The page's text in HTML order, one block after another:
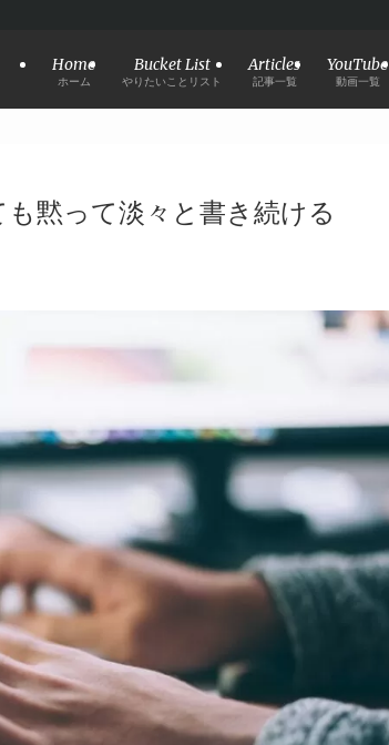
Home
ホーム
Bucket List
やりたいことリスト
Articles
記事一覧
YouTube
動画一覧
も黙って淡々と書き続ける